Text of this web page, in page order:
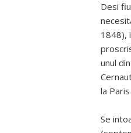
Desi
1848),
unul
la
Se